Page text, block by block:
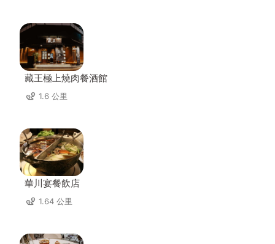
藏王極上燒肉餐酒館
1.6 公里
華川宴餐飲店
1.64 公里